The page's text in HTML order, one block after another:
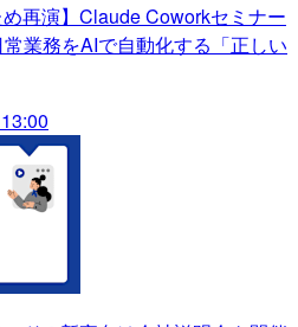
め再演】Claude Coworkセミナー
業務をAIで自動化する「正しい